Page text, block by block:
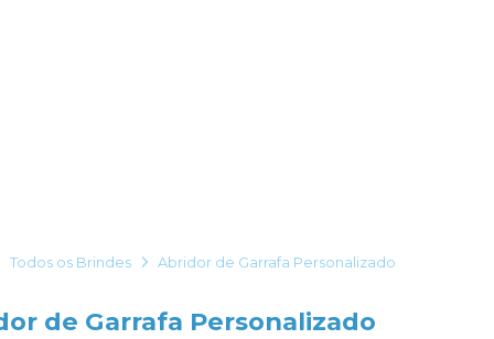
Todos os Brindes Abridor de Garrafa Personalizado
de Garrafa Personalizado